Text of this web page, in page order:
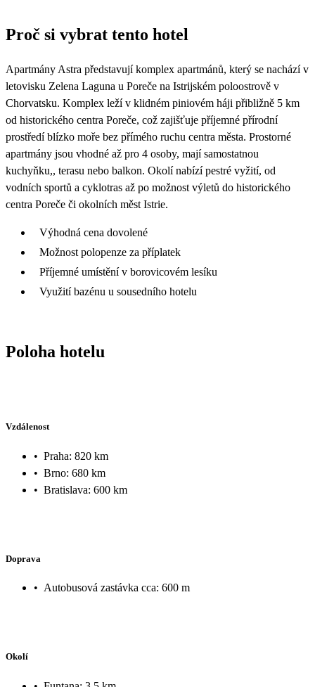
28 29 30
Proč si vybrat tento hotel
Apartmány Astra představují komplex apartmánů, který se nachází v
letovisku Zelena Laguna u Poreče na Istrijském poloostrově v
Chorvatsku. Komplex leží v klidném piniovém háji přibližně 5 km
od historického centra Poreče, což zajišťuje příjemné přírodní
prostředí blízko moře bez přímého ruchu centra města. Prostorné
apartmány jsou vhodné až pro 4 osoby, mají samostatnou
kuchyňku,, terasu nebo balkon. Okolí nabízí pestré vyžití, od
vodních sportů a cyklotras až po možnost výletů do historického
centra Poreče či okolních měst Istrie.
Výhodná cena dovolené
Možnost polopenze za příplatek
Příjemné umístění v borovicovém lesíku
Využití bazénu u sousedního hotelu
Poloha hotelu
Vzdálenost
• Praha: 820 km
• Brno: 680 km
• Bratislava: 600 km
Doprava
• Autobusová zastávka cca: 600 m
Okolí